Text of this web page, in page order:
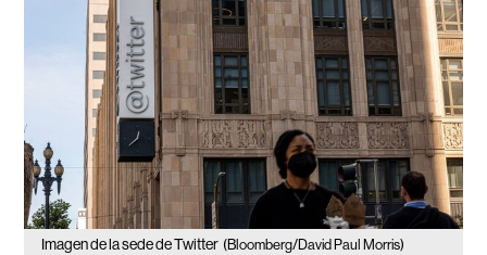
Imagen de la sede de Twitter (Bloomberg/David Paul Morris)